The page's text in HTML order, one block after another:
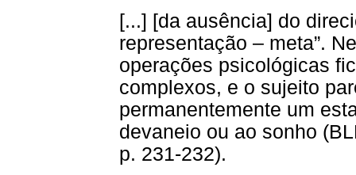
[...] [da ausência] do
representação – meta”.
operações psicológicas
complexos, e o sujeito
permanentemente um
devaneio ou ao sonho
p. 231-232).